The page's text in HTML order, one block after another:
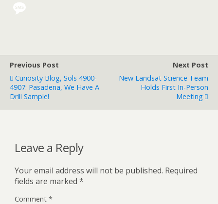
Previous Post
Curiosity Blog, Sols 4900-
4907: Pasadena, We Have A
Drill Sample!
Next Post
New Landsat Science Team
Holds First In-Person
Meeting
Leave a Reply
Your email address will not be published. Required
fields are marked *
Comment *